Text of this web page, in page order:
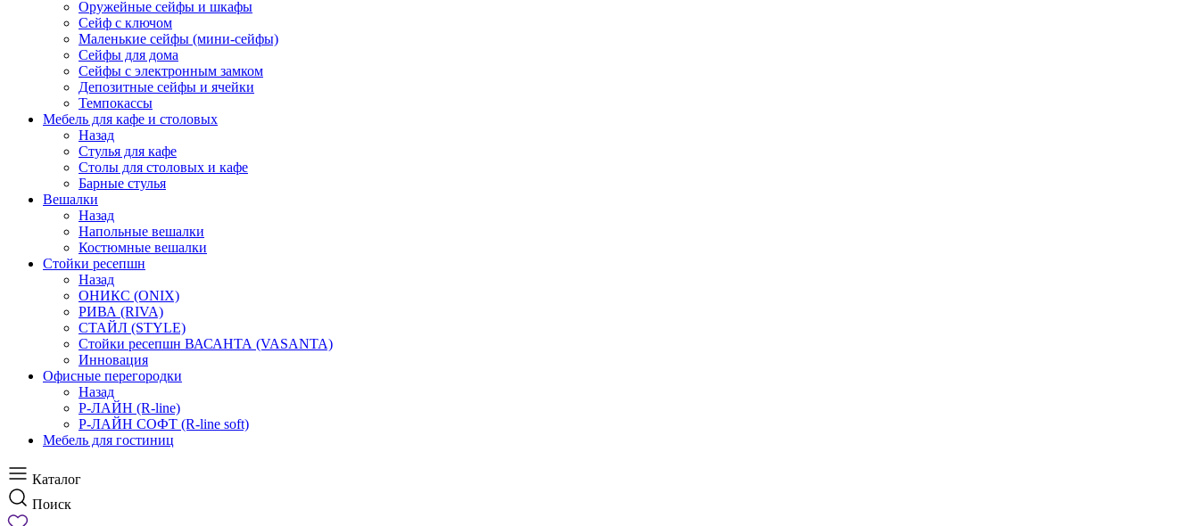
Оружейные сейфы и шкафы
Сейф с ключом
Маленькие сейфы (мини-сейфы)
Сейфы для дома
Сейфы с электронным замком
Депозитные сейфы и ячейки
Темпокассы
Мебель для кафе и столовых
Назад
Стулья для кафе
Столы для столовых и кафе
Барные стулья
Вешалки
Назад
Напольные вешалки
Костюмные вешалки
Стойки ресепшн
Назад
ОНИКС (ONIX)
РИВА (RIVA)
СТАЙЛ (STYLE)
Стойки ресепшн ВАСАНТА (VASANTA)
Инновация
Офисные перегородки
Назад
Р-ЛАЙН (R-line)
Р-ЛАЙН СОФТ (R-line soft)
Мебель для гостиниц
Каталог
Поиск